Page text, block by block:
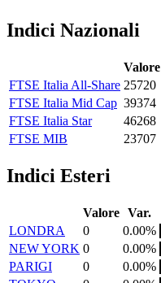
Indici Nazionali
Valore
FTSE Italia All-Share 25720
FTSE Italia Mid Cap 39374
FTSE Italia Star
46268
FTSE MIB
23707
Indici Esteri
Valore Var.
LONDRA
0
0.00%
NEW YORK 0
0.00%
PARIGI
0
0.00%